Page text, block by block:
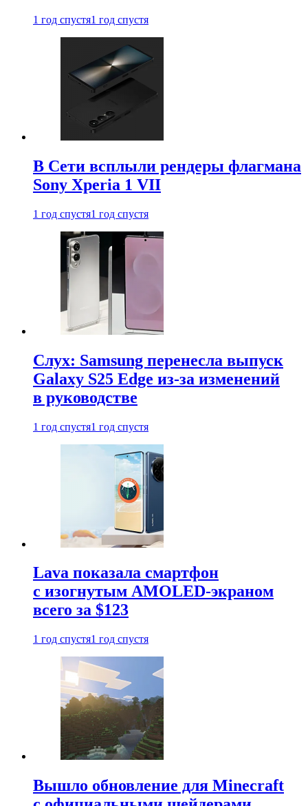
1 год спустя1 год спустя
В Сети всплыли рендеры флагмана
Sony Xperia 1 VII
1 год спустя1 год спустя
Слух: Samsung перенесла выпуск
Galaxy S25 Edge из-за изменений
в руководстве
1 год спустя1 год спустя
Lava показала смартфон
с изогнутым AMOLED-экраном
всего за $123
1 год спустя1 год спустя
Вышло обновление для Minecraft